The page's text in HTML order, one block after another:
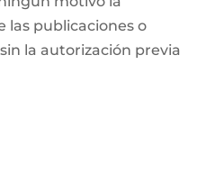
las publicaciones o
la autorización previa